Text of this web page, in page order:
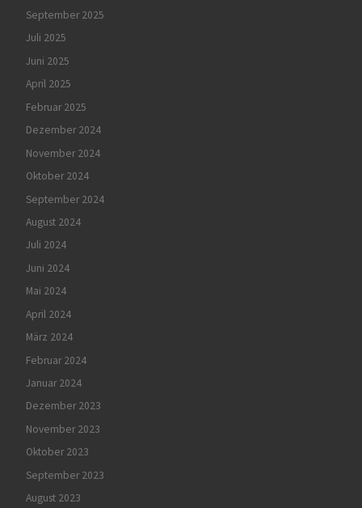
September 2025
Juli 2025
Juni 2025
April 2025
Februar 2025
Dezember 2024
November 2024
Oktober 2024
September 2024
August 2024
Juli 2024
Juni 2024
Mai 2024
April 2024
März 2024
Februar 2024
Januar 2024
Dezember 2023
November 2023
Oktober 2023
September 2023
August 2023